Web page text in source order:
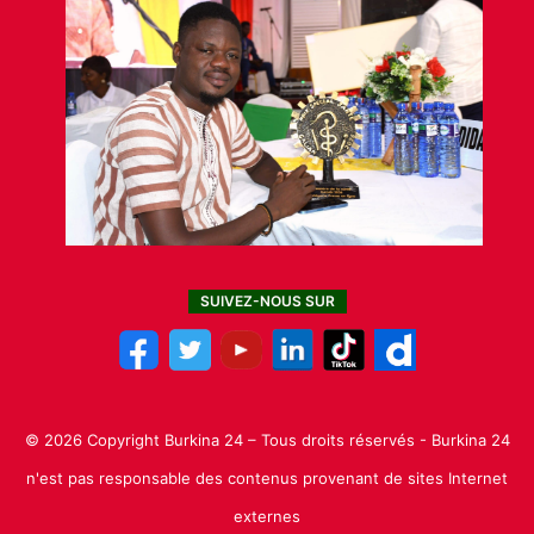
SUIVEZ-NOUS SUR
© 2026 Copyright Burkina 24 – Tous droits réservés - Burkina 24
n'est pas responsable des contenus provenant de sites Internet
externes